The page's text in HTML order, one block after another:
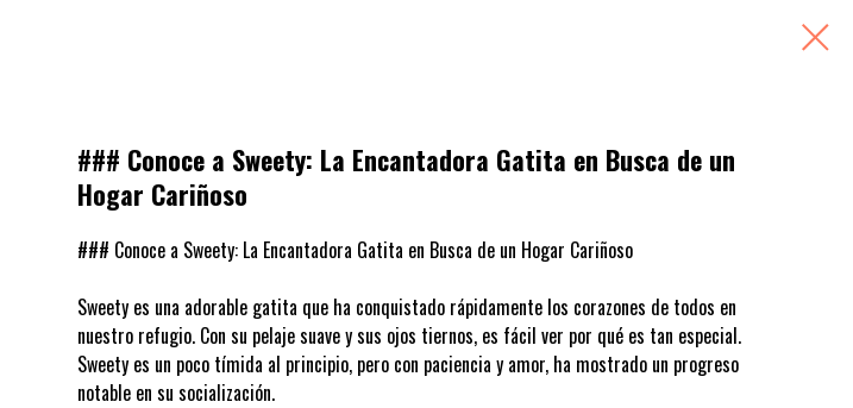
### Conoce a Sweety: La Encantadora Gatita en Busca de un
Hogar Cariñoso
### Conoce a Sweety: La Encantadora Gatita en Busca de un Hogar Cariñoso
Sweety es una adorable gatita que ha conquistado rápidamente los corazones de todos en
nuestro refugio. Con su pelaje suave y sus ojos tiernos, es fácil ver por qué es tan especial.
Sweety es un poco tímida al principio, pero con paciencia y amor, ha mostrado un progreso
notable en su socialización.